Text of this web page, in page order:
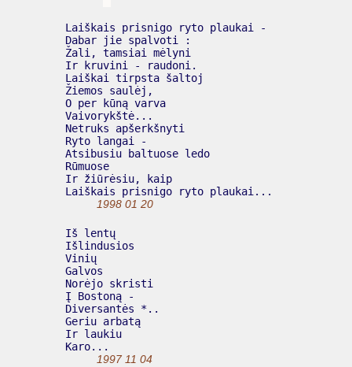
  Laiškais prisnigo ryto plaukai -
  Dabar jie spalvoti :
  Žali, tamsiai mėlyni
  Ir kruvini - raudoni.
  Laiškai tirpsta šaltoj
  Žiemos saulėj,
  O per kūną varva
  Vaivorykštė...
  Netruks apšerkšnyti
  Ryto langai -
  Atsibusiu baltuose ledo
  Rūmuose
  Ir žiūrėsiu, kaip
  Laiškais prisnigo ryto plaukai...
1998 01 20
  Iš lentų
  Išlindusios
  Vinių
  Galvos
  Norėjo skristi
  Į Bostoną -
  Diversantės *..
  Geriu arbatą
  Ir laukiu
  Karo...
1997 11 04